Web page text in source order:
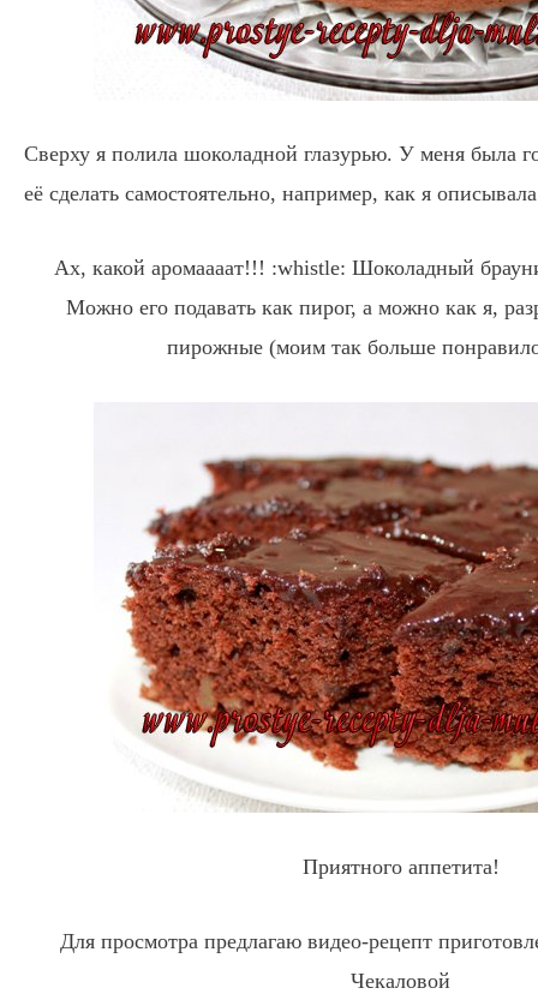
Сверху я полила шоколадной глазурью. У меня была
её сделать самостоятельно, например, как я
Ах, какой аромаааат!!! :whistle: Шоколадный
Можно его подавать как пирог, а можно как я,
пирожные (моим так больше
Приятного аппетита!
Для просмотра предлагаю видео-рецепт
Чекаловой